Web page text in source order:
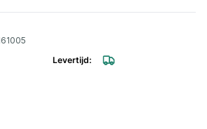
vernikkeld met L-boring 1/4"